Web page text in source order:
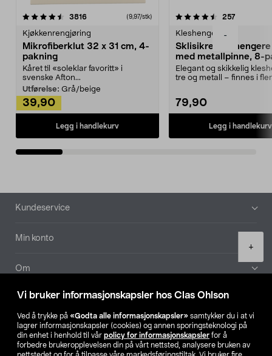
Vi bruker informasjonskapsler hos Clas Ohlson
Ved å trykke på «Godta alle informasjonskapsler» samtykker du i at vi
lagrer informasjonskapsler (cookies) og annen sporingsteknologi på
din enhet i henhold til vår policy for informasjonskapsler for å
forbedre brukeropplevelsen din på vårt nettsted, analysere bruken av
-
+
3816anmeldelser(9,97/stk)
Kjøkkenrengjøring
Mikrofiberklut 32 x 31 cm, 4-
pakning
Kåret til «soleklar favoritt» i
svenske Afton...
Utførelse: Grå/beige
39,90
Legg i handlekurv
4.5av 5 stjerner 257
Kleshengere
Sklisikre
med metallpinne, 8-
Elegant og skikkelig
tre og metall – finnes i
79,90
Legg i handlekurv
4.5av 5 stjerner
Bunntekst
Kundeservice
Min konto
Om
Aktuelt
Våre selskaper